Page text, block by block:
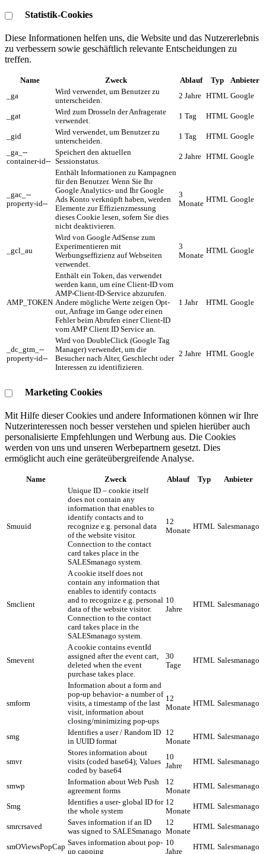
Statistik-Cookies
Diese Informationen helfen uns, die Website und das Nutzererlebnis
zu verbessern sowie geschäftlich relevante Entscheidungen zu
treffen.
Name Zweck Ablauf Typ
Anbieter
_ga
Wird verwendet, um Benutzer zu
unterscheiden.
2 Jahre HTML Google
_gat
Wird zum Drosseln der Anfragerate
verwendet.
1 Tag HTML Google
_gid
Wird verwendet, um Benutzer zu
unterscheiden.
1 Tag HTML Google
_ga_--
container-id--
Speichert den aktuellen
Sessionstatus.
2 Jahre HTML Google
_gac_--
property-id--
Enthält Informationen zu Kampagnen
für den Benutzer. Wenn Sie Ihr
Google Analytics- und Ihr Google
Ads Konto verknüpft haben, werden
Elemente zur Effizienzmessung
dieses Cookie lesen, sofern Sie dies
nicht deaktivieren.
3
Monate HTML Google
_gcl_au
Wird von Google AdSense zum
Experimentieren mit
Werbungseffizienz auf Webseiten
verwendet.
3
Monate
HTML Google
AMP_TOKEN
Enthält ein Token, das verwendet
werden kann, um eine Client-ID vom
AMP-Client-ID-Service abzurufen.
Andere mögliche Werte zeigen Opt-
out, Anfrage im Gange oder einen
Fehler beim Abrufen einer Client-ID
vom AMP Client ID Service an.
1 Jahr HTML Google
_dc_gtm_--
property-id--
Wird von DoubleClick (Google Tag
Manager) verwendet, um die
Besucher nach Alter, Geschlecht oder
Interessen zu identifizieren.
2 Jahre HTML Google
Marketing Cookies
Mit Hilfe dieser Cookies und andere Informationen können wir Ihre
Nutzerinteressen noch besser verstehen und spielen hierüber auch
personalisierte Empfehlungen und Werbung aus. ​Die Cookies
werden von uns und unseren Werbepartnern gesetzt. Dies
ermöglicht auch eine geräteübergreifende Analyse.
Name Zweck Ablauf Typ Anbieter
Smuuid
Unique ID – cookie itself
does not contain any
information that enables to
identify contacts and to
recognize e.g. personal data
of the website visitor.
Connection to the contact
card takes place in the
SALESmanago system.
12
Monate HTML Salesmanago
Smclient
A cookie itself does not
contain any information that
enables to identify contacts
and to recognize e.g. personal
data of the website visitor.
Connection to the contact
card takes place in the
SALESmanago system.
10
Jahre
HTML Salesmanago
Smevent
A cookie contains eventId
assigned after the event cart,
deleted when the event
purchase takes place.
30
Tage
HTML Salesmanago
smform
Information about a form and
pop-up behavior- a number of
visits, a timestamp of the last
visit, information about
closing/minimizing pop-ups
12
Monate HTML Salesmanago
smg
Identifies a user / Random ID
in UUID format
12
Monate
HTML Salesmanago
smvr
Stores information about
visits (coded base64); Values
coded by base64
10
Jahre
HTML Salesmanago
smwp
Information about Web Push
agreement forms
12
Monate
HTML Salesmanago
Smg
Identifies a user- global ID for
the whole system
12
Monate
HTML Salesmanago
smrcrsaved
Saves information if an ID
was signed to SALESmanago
12
Monate
HTML Salesmanago
smOViewsPopCap Saves information about pop-
up capping
10
Jahre
HTML Salesmanago